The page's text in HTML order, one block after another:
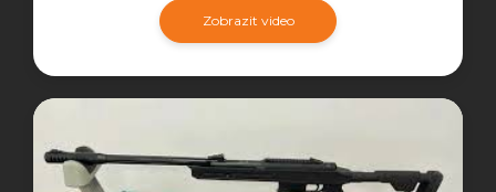
Zobrazit video